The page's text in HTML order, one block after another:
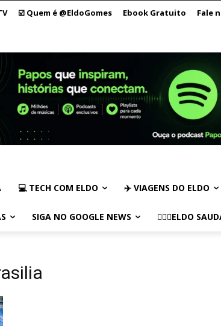
☑️ Quem é @EldoGomes Ebook Gratuito Fale
💻 TECH COM ELDO ✈️ VIAGENS DO ELDO
SIGA NO GOOGLE NEWS 🏃🏻‍♂️ELDO